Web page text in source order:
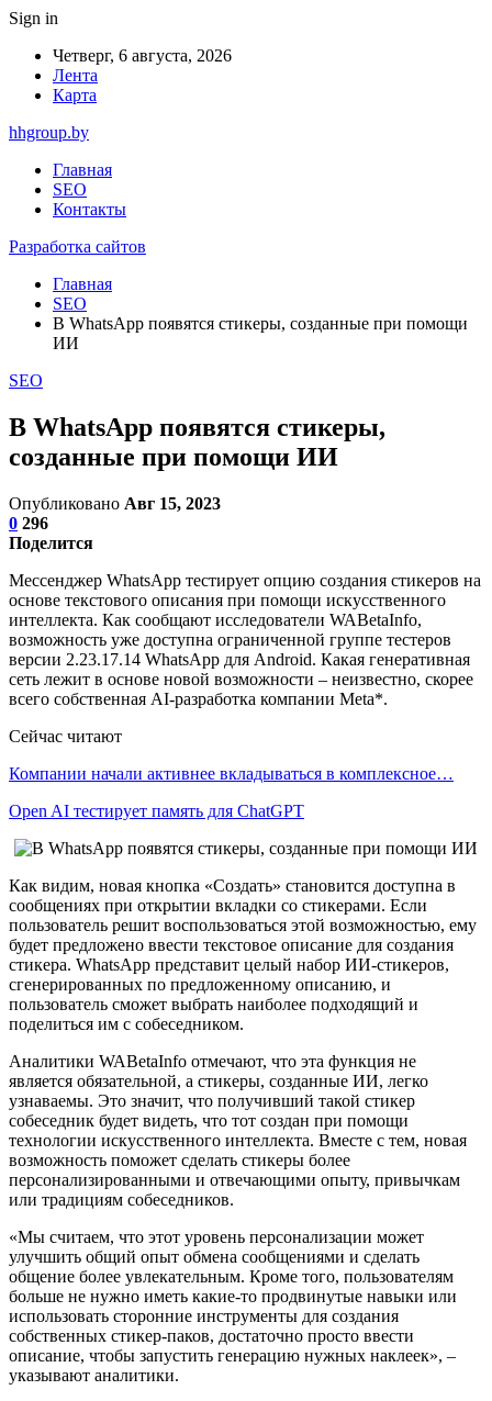
Sign in
Четверг, 6 августа, 2026
Лента
Карта
hhgroup.by
Главная
SEO
Контакты
Разработка сайтов
Главная
SEO
В WhatsApp появятся стикеры, созданные при помощи
ИИ
SEO
В WhatsApp появятся стикеры,
созданные при помощи ИИ
Опубликовано Авг 15, 2023
0 296
Поделится
Мессенджер WhatsApp тестирует опцию создания стикеров на
основе текстового описания при помощи искусственного
интеллекта. Как сообщают исследователи WABetaInfo,
возможность уже доступна ограниченной группе тестеров
версии 2.23.17.14 WhatsApp для Android. Какая генеративная
сеть лежит в основе новой возможности – неизвестно, скорее
всего собственная AI-разработка компании Meta*.
Сейчас читают
Компании начали активнее вкладываться в комплексное…
Open AI тестирует память для ChatGPT
Как видим, новая кнопка «Создать» становится доступна в
сообщениях при открытии вкладки со стикерами. Если
пользователь решит воспользоваться этой возможностью, ему
будет предложено ввести текстовое описание для создания
стикера. WhatsApp представит целый набор ИИ-стикеров,
сгенерированных по предложенному описанию, и
пользователь сможет выбрать наиболее подходящий и
поделиться им с собеседником.
Аналитики WABetaInfo отмечают, что эта функция не
является обязательной, а стикеры, созданные ИИ, легко
узнаваемы. Это значит, что получивший такой стикер
собеседник будет видеть, что тот создан при помощи
технологии искусственного интеллекта. Вместе с тем, новая
возможность поможет сделать стикеры более
персонализированными и отвечающими опыту, привычкам
или традициям собеседников.
«Мы считаем, что этот уровень персонализации может
улучшить общий опыт обмена сообщениями и сделать
общение более увлекательным. Кроме того, пользователям
больше не нужно иметь какие-то продвинутые навыки или
использовать сторонние инструменты для создания
собственных стикер-паков, достаточно просто ввести
описание, чтобы запустить генерацию нужных наклеек», –
указывают аналитики.